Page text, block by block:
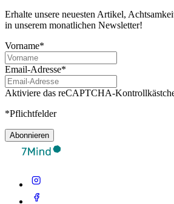
Erhalte unsere neuesten Artikel,
in unserem monatlichen Newsletter!
Vorname*
Email-Adresse*
Aktiviere das reCAPTCHA-
*Pflichtfelder
Abonnieren